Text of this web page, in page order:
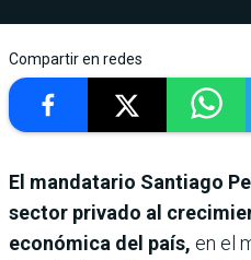
Compartir en redes
El mandatario Santiago
sector privado al
económica del país, en el